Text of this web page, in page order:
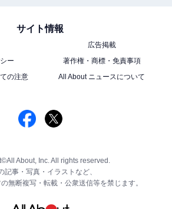
サイト情報
広告掲載
ー
著作権・商標・免責事項
の注意
All About ニュースについて
About, Inc. All rights reserved.
記事・写真・イラストなど、
無断複写・転載・公衆送信等を禁じます。